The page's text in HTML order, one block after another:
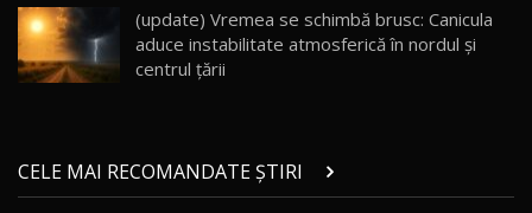
AutoBlog.MD
23:36
20
Noul ZEEKR 7X / Test Drive AutoBlog.MD
29:08
21
AutoBlog.MD
16:59
(update) Vremea se schimbă brusc: Canicula
aduce instabilitate atmosferică în nordul și
centrul țării
CELE MAI RECOMANDATE ȘTIRI